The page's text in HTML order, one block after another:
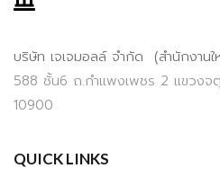
บริษัท เจเจมอลล์ จำกัด (สำนักงาน
588 ชั้น6 ถ.กำแพงเพชร 2 แขวง
10900
QUICK LINKS